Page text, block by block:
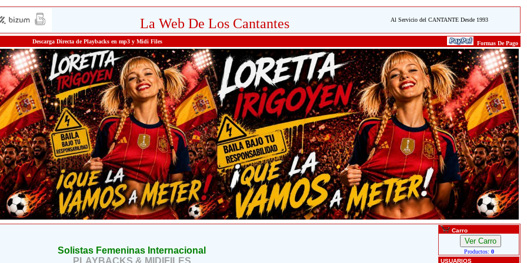
La Web De Los Cantantes Al Servicio del CANTANTE Desde 1993
Descarga Directa de Playbacks en mp3 y Midi Files Formas De Pago
Solistas Femeninas Internacional
PLAYBACKS & MIDIFILES
Carro
Productos: 0
USUARIOS